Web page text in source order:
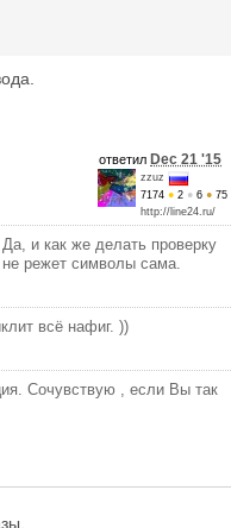
ответил Dec 21 '15
zzuz
7174 ● 2 ● 6 ● 75
http://line24.ru/
и как же делать проверку
не режет символы сама.
всё нафиг. ))
Сочувствую , если Вы так